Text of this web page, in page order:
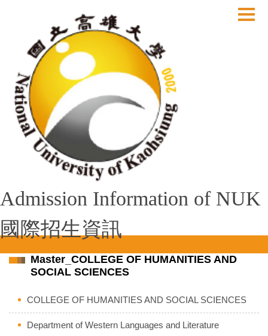
Admission Information of NUK
國際招生資訊
Master_COLLEGE OF HUMANITIES AND
SOCIAL SCIENCES
COLLEGE OF HUMANITIES AND SOCIAL SCIENCES
Department of Western Languages and Literature